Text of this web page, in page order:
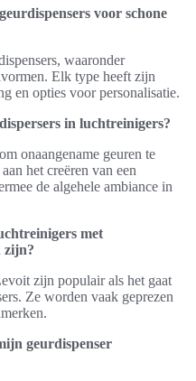
voor schone
waaronder
Elk type heeft zijn
en opties voor personalisatie.
in luchtreinigers?
onaangename geuren te
het creëren van een
de algehele ambiance in
met
zijn?
zijn populair als het gaat
Ze worden vaak geprezen
geurdispenser